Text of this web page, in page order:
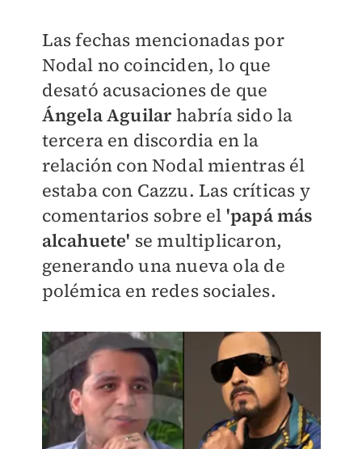
Las fechas mencionadas por
Nodal no coinciden, lo que
desató acusaciones de que
Ángela Aguilarhabría sido la
tercera en discordia en la
relación con Nodal mientras él
estaba con Cazzu. Las críticas y
comentarios sobre el 'papá más
alcahuete' se multiplicaron,
generando una nueva ola de
polémica en redes sociales.